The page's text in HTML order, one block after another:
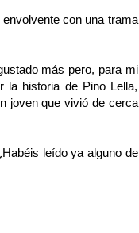
con una trama
más pero, para mi
la historia de Pino Lella,
joven que vivió de cerca
leído ya alguno de